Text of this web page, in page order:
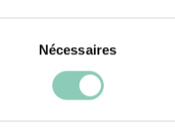
Nécessaires
d'EVA),
d'une fourrure
leurs semelles
un grand
Confortables,